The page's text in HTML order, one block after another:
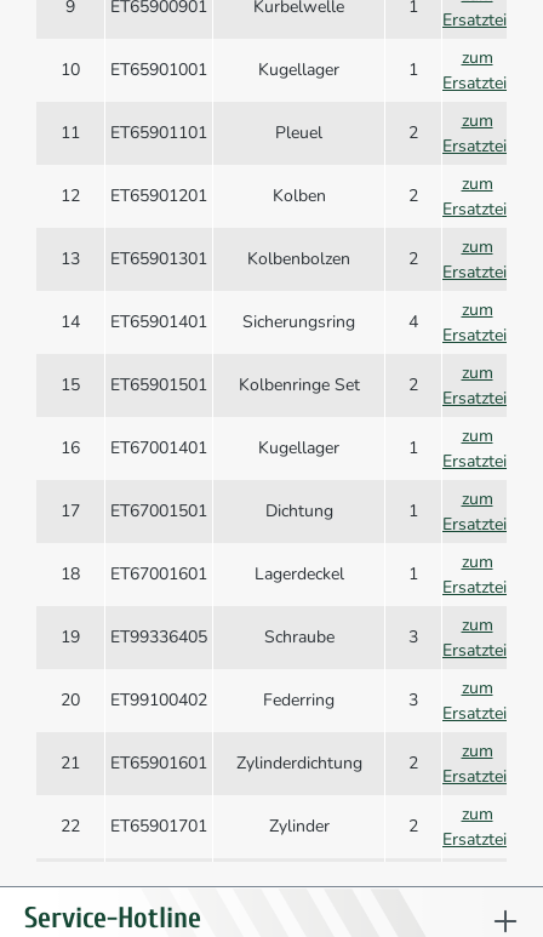
9 ET65900901 Kurbelwelle 1
Ersatzteil
10 ET65901001 Kugellager 1
zum
Ersatzteil
11 ET65901101 Pleuel 2
zum
Ersatzteil
12 ET65901201 Kolben 2
zum
Ersatzteil
13 ET65901301 Kolbenbolzen 2
zum
Ersatzteil
14 ET65901401 Sicherungsring 4
zum
Ersatzteil
15 ET65901501 Kolbenringe Set 2
zum
Ersatzteil
16 ET67001401 Kugellager 1
zum
Ersatzteil
17 ET67001501 Dichtung 1
zum
Ersatzteil
18 ET67001601 Lagerdeckel 1
zum
Ersatzteil
19 ET99336405 Schraube 3
zum
Ersatzteil
20 ET99100402 Federring 3
zum
Ersatzteil
21 ET65901601 Zylinderdichtung 2
zum
Ersatzteil
22 ET65901701 Zylinder 2
zum
Ersatzteil
23 ET99200601 Mutter 8
Service-Hotline